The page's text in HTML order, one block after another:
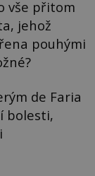
vše přitom
jehož
pouhými
de Faria
bolesti,